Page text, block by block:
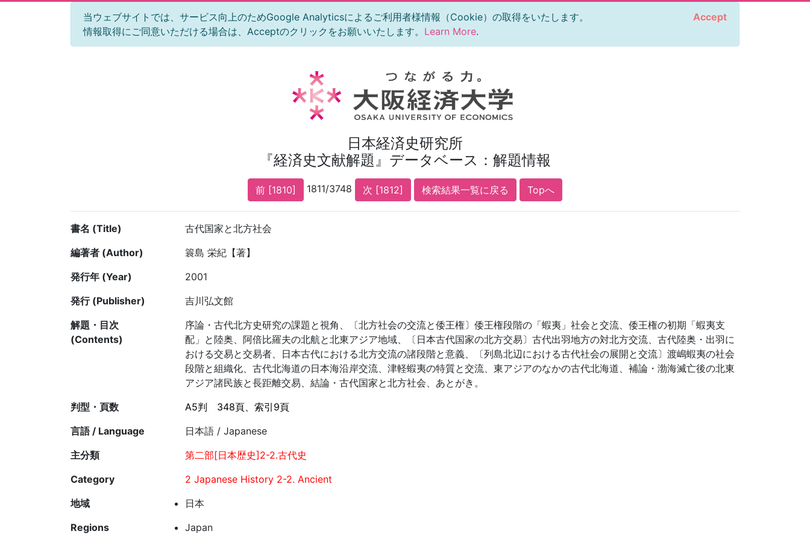
当ウェブサイトでは、サービス向上のためGoogle Analyticsによるご利用者様情報（Cookie）の取得をいたします。
情報取得にご同意いただける場合は、Acceptのクリックをお願いいたします。 Learn More.
Accept
日本経済史研究所
『経済史文献解題』データベース：解題情報
前 [1810] 1811/3748 次 [1812] 検索結果一覧に戻る Topへ
書名 (Title)
古代国家と北方社会
編著者 (Author)
簑島 栄紀【著】
発行年 (Year)
2001
発行 (Publisher)
吉川弘文館
解題・目次
(Contents)
序論・古代北方史研究の課題と視角、〔北方社会の交流と倭王権〕倭王権段階の「蝦夷」社会と交流、倭王権の初期「蝦夷支
配」と陸奥、阿倍比羅夫の北航と北東アジア地域、〔日本古代国家の北方交易〕古代出羽地方の対北方交流、古代陸奥・出羽に
おける交易と交易者、日本古代における北方交流の諸段階と意義、〔列島北辺における古代社会の展開と交流〕渡嶋蝦夷の社会
段階と組織化、古代北海道の日本海沿岸交流、津軽蝦夷の特質と交流、東アジアのなかの古代北海道、補論・渤海滅亡後の北東
アジア諸民族と長距離交易、結論・古代国家と北方社会、あとがき。
判型・頁数
A5判
348頁、索引9頁
言語 / Language
日本語 / Japanese
主分類
第二部[日本歴史]2-2.古代史
Category
2 Japanese History 2-2. Ancient
地域
日本
Regions
Japan